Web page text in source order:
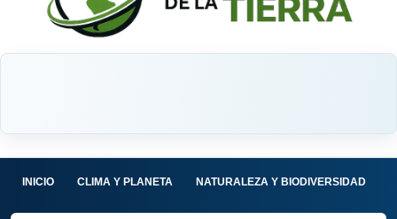
INICIO CLIMA Y PLANETA NATURALEZA Y BIODIVERSIDAD